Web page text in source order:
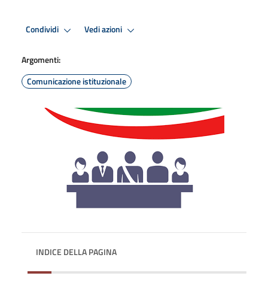
Condividi Vedi azioni
Argomenti:
Comunicazione istituzionale
INDICE DELLA PAGINA